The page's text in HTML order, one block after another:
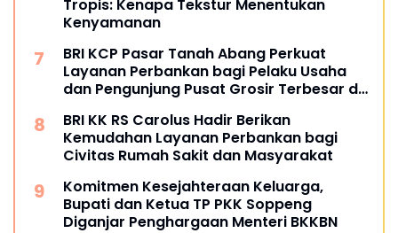
Tropis: Kenapa Tekstur Menentukan
Kenyamanan
BRI KCP Pasar Tanah Abang Perkuat
Layanan Perbankan bagi Pelaku Usaha
dan Pengunjung Pusat Grosir Terbesar di
BRI KK RS Carolus Hadir Berikan
Kemudahan Layanan Perbankan bagi
Civitas Rumah Sakit dan Masyarakat
Komitmen Kesejahteraan Keluarga,
Bupati dan Ketua TP PKK Soppeng
Diganjar Penghargaan Menteri BKKBN